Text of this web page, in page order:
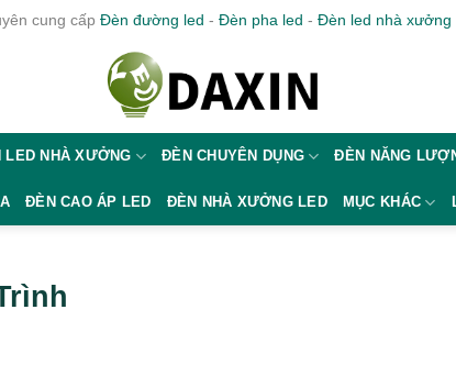
cung cấp Đèn đường led - Đèn pha led - Đèn led nhà xưởng
LED NHÀ XƯỞNG ĐÈN CHUYÊN DỤNG ĐÈN NĂNG
ĐÈN CAO ÁP LED ĐÈN NHÀ XƯỞNG LED MỤC KHÁC